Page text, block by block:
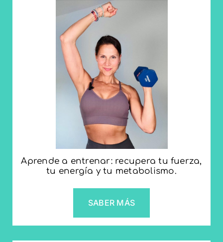
Aprende a entrenar: recupera tu fuerza,
tu energía y tu metabolismo.
SABER MÁS